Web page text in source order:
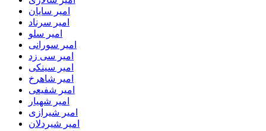
امیر سایان
امیر سرناد
امیر سلو
امیر سورانی
امیر سی زد
امیر سینکی
امیر شاهرخ
امیر شفیعی
امیر شهیار
امیر شیرازی
امیر شیردلان